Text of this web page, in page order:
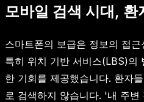
모바일 검색 시대, 환
스마트폰의 보급은 정보의 접
특히 위치 기반 서비스(LBS)의
한 기회를 제공했습니다. 환자
로 검색하지 않습니다. '내 주